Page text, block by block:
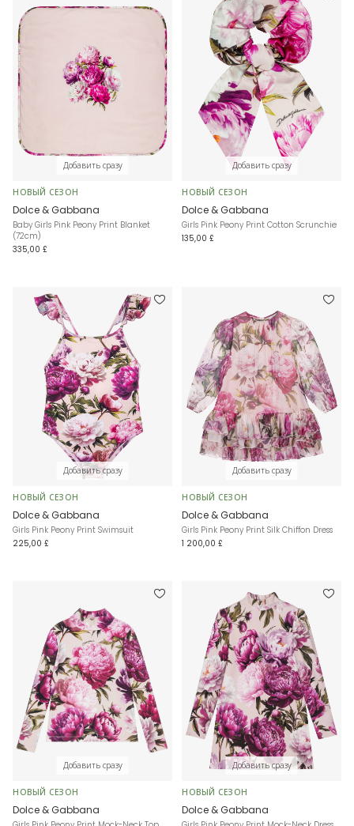
Добавить сразу
НОВЫЙ СЕЗОН
Dolce & Gabbana
Baby Girls Pink Peony Print Blanket
(72cm)
335,00 £
Добавить сразу
НОВЫЙ СЕЗОН
Dolce & Gabbana
Girls Pink Peony Print Cotton Scrunchie
135,00 £
Добавить сразу
НОВЫЙ СЕЗОН
Dolce & Gabbana
Girls Pink Peony Print Swimsuit
225,00 £
Добавить сразу
НОВЫЙ СЕЗОН
Dolce & Gabbana
Girls Pink Peony Print Silk Chiffon Dress
1 200,00 £
Добавить сразу
НОВЫЙ СЕЗОН
Dolce & Gabbana
Добавить сразу
НОВЫЙ СЕЗОН
Dolce & Gabbana